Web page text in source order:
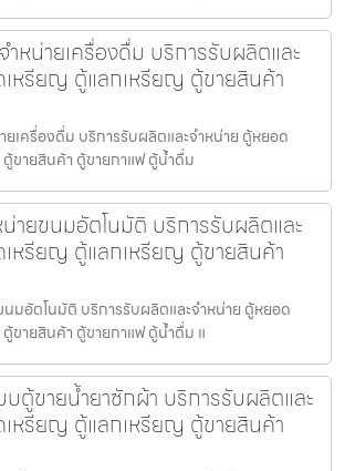
หน่ายเครื่องดื่ม บริการรับผลิตและ
หรียญ ตู้แลกเหรียญ ตู้ขายสินค้า
เครื่องดื่ม บริการรับผลิตและจำหน่าย ตู้หยอด
ขายสินค้า ตู้ขายกาแฟ ตู้น้ำดื่ม
น่ายขนม​อัตโนมัติ บริการรับผลิตและ
หรียญ ตู้แลกเหรียญ ตู้ขายสินค้า
นม​อัตโนมัติ บริการรับผลิตและจำหน่าย ตู้หยอด
ขายสินค้า ตู้ขายกาแฟ ตู้น้ำดื่ม แ
ตู้ขายน้ำยาซักผ้า บริการรับผลิตและ
หรียญ ตู้แลกเหรียญ ตู้ขายสินค้า